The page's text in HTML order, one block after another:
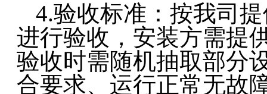
4.验收标准：按我司
进行验收， 安装方需提
验收时需随机抽取部分
合要求、运行正常无故